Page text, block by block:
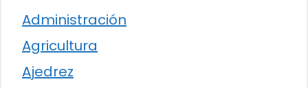
Administración
Agricultura
Ajedrez